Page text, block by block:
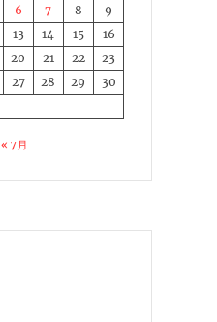
6 7 8
9
13 14 15
16
20 21 22
23
27 28 29
30
« 7月